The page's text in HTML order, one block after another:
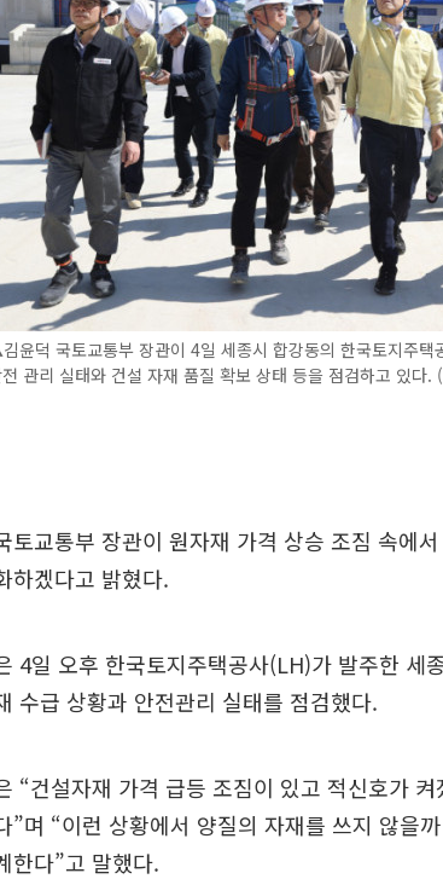
윤덕 국토교통부 장관이 4일 세종시 합강동의 한국토지주택
관리 실태와 건설 자재 품질 확보 상태 등을 점검하고 있다.
토교통부 장관이 원자재 가격 상승 조짐 속에
하겠다고 밝혔다.
4일 오후 한국토지주택공사(LH)가 발주한 세
수급 상황과 안전관리 실태를 점검했다.
“건설자재 가격 급등 조짐이 있고 적신호가
”며 “이런 상황에서 양질의 자재를 쓰지 않을
한다”고 말했다.